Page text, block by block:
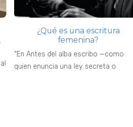
¿Qué es una escritura
femenina?
“En Antes del alba escribo —como
quien enuncia una ley secreta o